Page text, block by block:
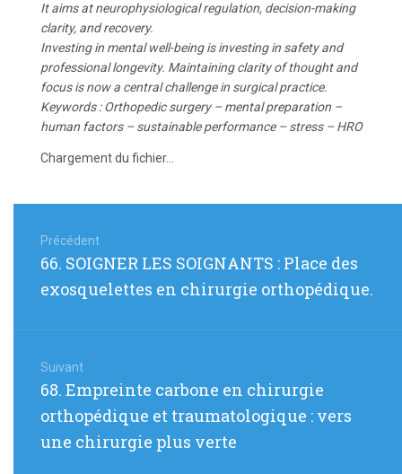
It aims at neurophysiological regulation, decision-making
clarity, and recovery.
Investing in mental well-being is investing in safety and
professional longevity. Maintaining clarity of thought and
focus is now a central challenge in surgical practice.
Keywords : Orthopedic surgery – mental preparation –
human factors – sustainable performance – stress – HRO
Chargement du fichier...
de
l’article
Précédent
Article
66. SOIGNER LES SOIGNANTS : Place des
exosquelettes en chirurgie orthopédique.
Suivant
Article
68. Empreinte carbone en chirurgie
orthopédique et traumatologique : vers
une chirurgie plus verte